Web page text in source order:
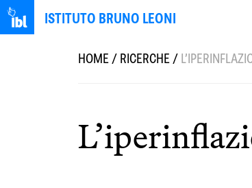
ISTITUTO BRUNO LEONI
HOME/RICERCHE/